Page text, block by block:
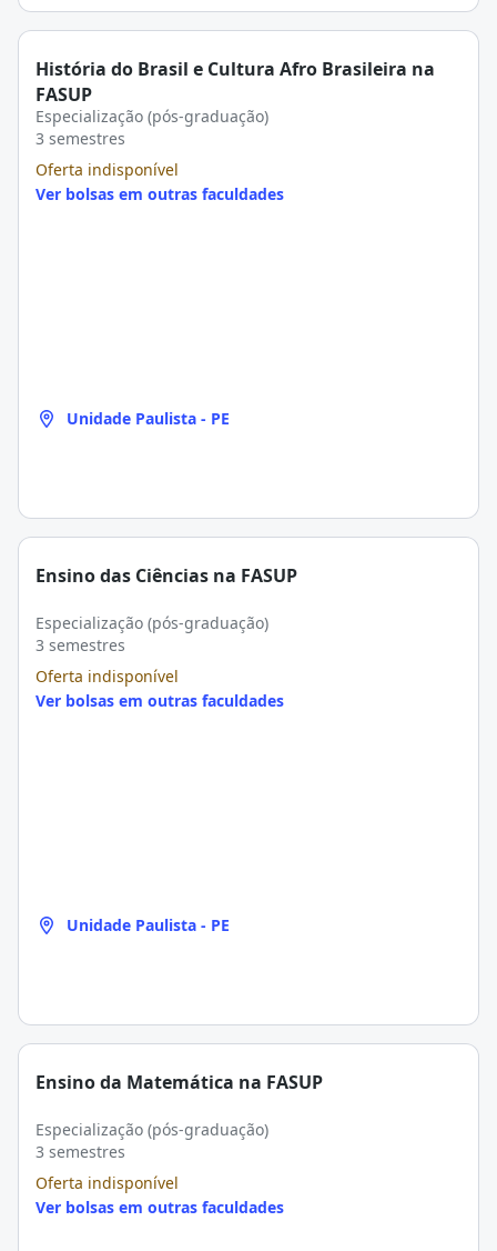
História do Brasil e Cultura Afro Brasileira na
FASUP
Especialização (pós-graduação)
3 semestres
Oferta indisponível
Ver bolsas em outras faculdades
Unidade Paulista - PE
Ensino das Ciências na FASUP
Especialização (pós-graduação)
3 semestres
Oferta indisponível
Ver bolsas em outras faculdades
Unidade Paulista - PE
Ensino da Matemática na FASUP
Especialização (pós-graduação)
3 semestres
Oferta indisponível
Ver bolsas em outras faculdades